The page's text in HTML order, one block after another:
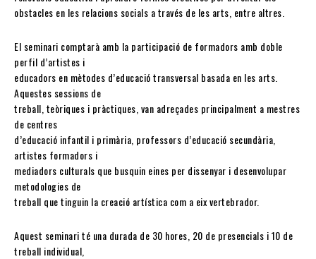
obstacles en les relacions socials a través de les arts, entre altres.
El seminari comptarà amb la participació de formadors amb doble
perfil d’artistes i
educadors en mètodes d’educació transversal basada en les arts.
Aquestes sessions de
treball, teòriques i pràctiques, van adreçades principalment a mestres
de centres
d’educació infantil i primària, professors d’educació secundària,
artistes formadors i
mediadors culturals que busquin eines per dissenyar i desenvolupar
metodologies de
treball que tinguin la creació artística com a eix vertebrador.
Aquest seminari té una durada de 30 hores, 20 de presencials i 10 de
treball individual,